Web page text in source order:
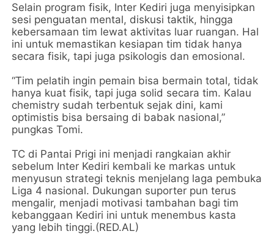
Selain program fisik, Inter Kediri juga menyisipkan
sesi penguatan mental, diskusi taktik, hingga
kebersamaan tim lewat aktivitas luar ruangan. Hal
ini untuk memastikan kesiapan tim tidak hanya
secara fisik, tapi juga psikologis dan emosional.
“Tim pelatih ingin pemain bisa bermain total, tidak
hanya kuat fisik, tapi juga solid secara tim. Kalau
chemistry sudah terbentuk sejak dini, kami
optimistis bisa bersaing di babak nasional,”
pungkas Tomi.
TC di Pantai Prigi ini menjadi rangkaian akhir
sebelum Inter Kediri kembali ke markas untuk
menyusun strategi teknis menjelang laga pembuka
Liga 4 nasional. Dukungan suporter pun terus
mengalir, menjadi motivasi tambahan bagi tim
kebanggaan Kediri ini untuk menembus kasta
yang lebih tinggi.(RED.AL)